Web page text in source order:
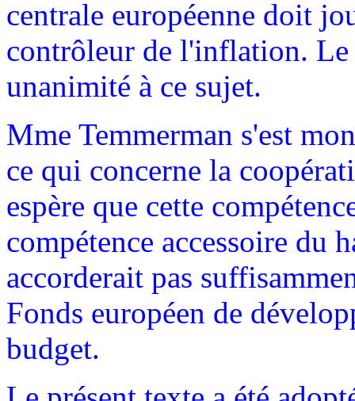
centrale européenne doit
contrôleur de l'inflation.
unanimité à ce sujet.
Mme Temmerman s'est
ce qui concerne la
espère que cette
compétence accessoire du
accorderait pas
Fonds européen de
budget.